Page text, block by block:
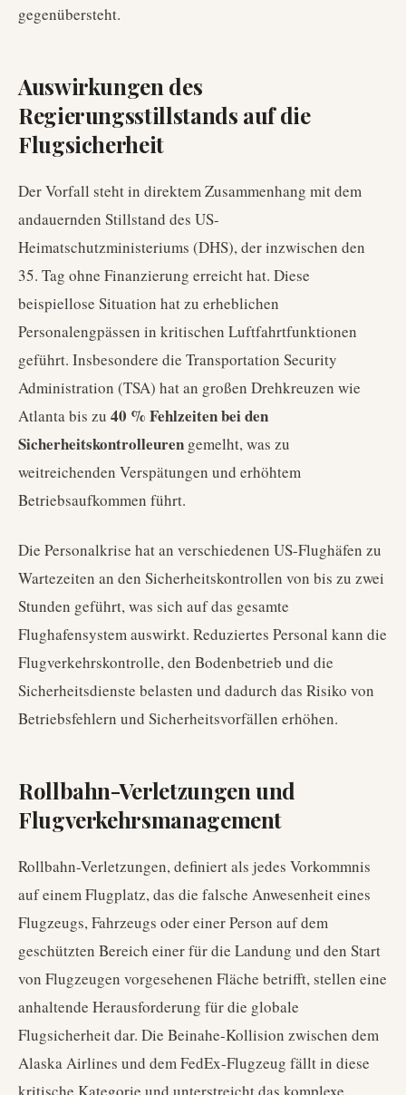
gegenübersteht.
Auswirkungen des
Regierungsstillstands auf die
Flugsicherheit
Der Vorfall steht in direktem Zusammenhang mit dem
andauernden Stillstand des US-
Heimatschutzministeriums (DHS), der inzwischen den
35. Tag ohne Finanzierung erreicht hat. Diese
beispiellose Situation hat zu erheblichen
Personalengpässen in kritischen Luftfahrtfunktionen
geführt. Insbesondere die Transportation Security
Administration (TSA) hat an großen Drehkreuzen wie
Atlanta bis zu 40 % Fehlzeiten bei den
Sicherheitskontrolleuren gemelht, was zu
weitreichenden Verspätungen und erhöhtem
Betriebsaufkommen führt.
Die Personalkrise hat an verschiedenen US-Flughäfen zu
Wartezeiten an den Sicherheitskontrollen von bis zu zwei
Stunden geführt, was sich auf das gesamte
Flughafensystem auswirkt. Reduziertes Personal kann die
Flugverkehrskontrolle, den Bodenbetrieb und die
Sicherheitsdienste belasten und dadurch das Risiko von
Betriebsfehlern und Sicherheitsvorfällen erhöhen.
Rollbahn-Verletzungen und
Flugverkehrsmanagement
Rollbahn-Verletzungen, definiert als jedes Vorkommnis
auf einem Flugplatz, das die falsche Anwesenheit eines
Flugzeugs, Fahrzeugs oder einer Person auf dem
geschützten Bereich einer für die Landung und den Start
von Flugzeugen vorgesehenen Fläche betrifft, stellen eine
anhaltende Herausforderung für die globale
Flugsicherheit dar. Die Beinahe-Kollision zwischen dem
Alaska Airlines und dem FedEx-Flugzeug fällt in diese